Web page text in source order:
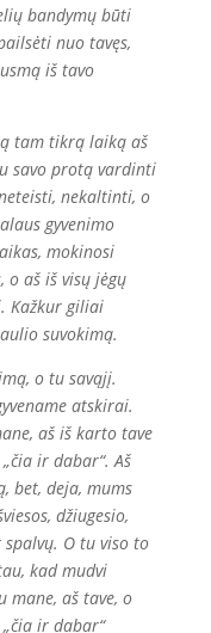
bandymų būti
nuo tavęs,
iš tavo
tam tikrą laiką aš
savo protą vardinti
nekaltinti, o
gyvenimo
mokinosi
o aš iš visų jėgų
Kažkur giliai
suvokimą.
o tu savąjį.
atskirai.
aš iš karto tave
ir dabar“. Aš
bet, deja, mums
džiugesio,
O tu viso to
kad mudvi
mane, aš tave, o
ir dabar“